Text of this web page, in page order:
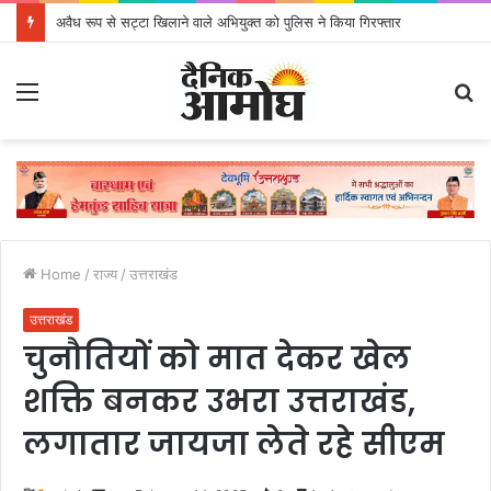
अवैध रूप से सट्टा खिलाने वाले अभियुक्त को पुलिस ने किया गिरफ्तार
Home / राज्य / उत्तराखंड
उत्तराखंड
चुनौतियों को मात देकर खेल
शक्ति बनकर उभरा उत्तराखंड,
लगातार जायजा लेते रहे सीएम